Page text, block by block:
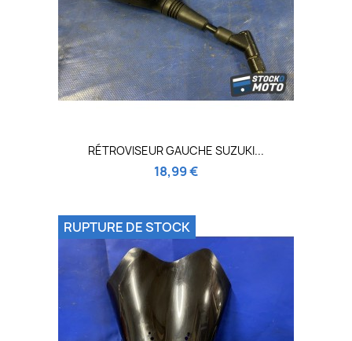
RÉTROVISEUR GAUCHE SUZUKI...
18,99 €
RUPTURE DE STOCK